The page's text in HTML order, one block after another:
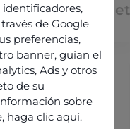
de Google
preferencias,
banner, guían el
Ads y otros
de su
sobre
haga clic aquí.
Passedouet